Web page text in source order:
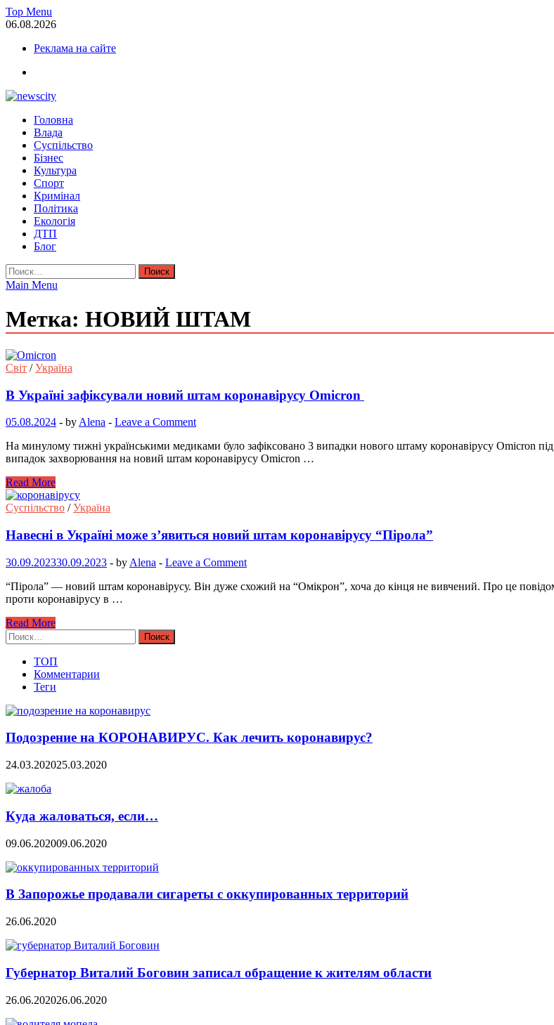
Skip
to
Top Menu
06.08.2026
Реклама на сайте
NewsCity — свежие новости Запорожья сегодня
Новости Запорожья и Запорожской области сегодня. События Запорожья, коррупция, политика, дтп, новости
Головна
Влада
Суспільство
Бізнес
Культура
Спорт
Кримінал
Політика
Екологія
ДТП
Блог
Найти:
Main Menu
Метка: НОВИЙ ШТАМ
Світ /Україна
В Україні зафіксували новий штам коронавірусу Omicron
05.08.2024 - by Alena - Leave a Comment
На минулому тижні українськими медиками було зафіксовано 3 випадки нового штаму коронавірусу Omicron
випадок захворювання на новий штам коронавірусу Omicron …
Read More
Суспільство /Україна
Навесні в Україні може з’явиться новий штам коронавірусу “Пірола”
30.09.202330.09.2023 - by Alena - Leave a Comment
“Пірола” — новий штам коронавірусу. Він дуже схожий на “Омікрон”, хоча до кінця не вивчений. Про це
проти коронавірусу в …
Read More
Найти:
ТОП
Комментарии
Теги
Подозрение на КОРОНАВИРУС. Как лечить коронавирус?
24.03.202025.03.2020
Куда жаловаться, если…
09.06.202009.06.2020
В Запорожье продавали сигареты с оккупированных территорий
26.06.2020
Губернатор Виталий Боговин записал обращение к жителям области
26.06.202026.06.2020